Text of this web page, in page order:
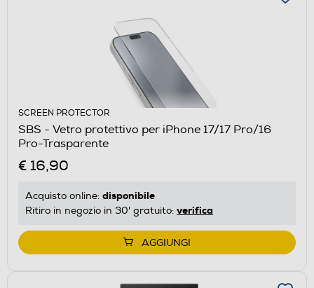
SCREEN PROTECTOR
SBS - Vetro protettivo per iPhone 17/17 Pro/16
Pro-Trasparente
€ 16,90
Acquisto online: disponibile
Ritiro in negozio in 30' gratuito: verifica
AGGIUNGI